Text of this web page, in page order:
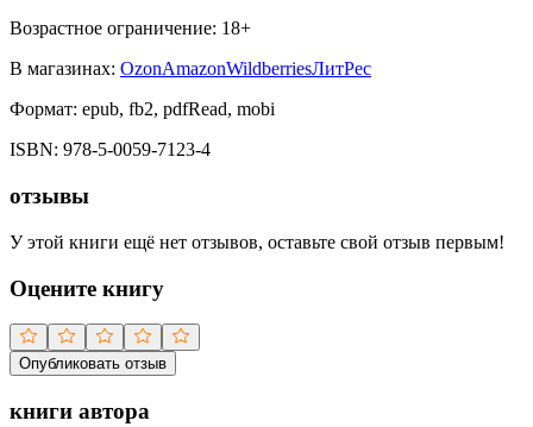
Возрастное ограничение: 18+
В магазинах: OzonAmazonWildberriesЛитРес
Формат: epub, fb2, pdfRead, mobi
ISBN: 978-5-0059-7123-4
отзывы
У этой книги ещё нет отзывов, оставьте свой отзыв первым!
Оцените книгу
Опубликовать отзыв
книги автора